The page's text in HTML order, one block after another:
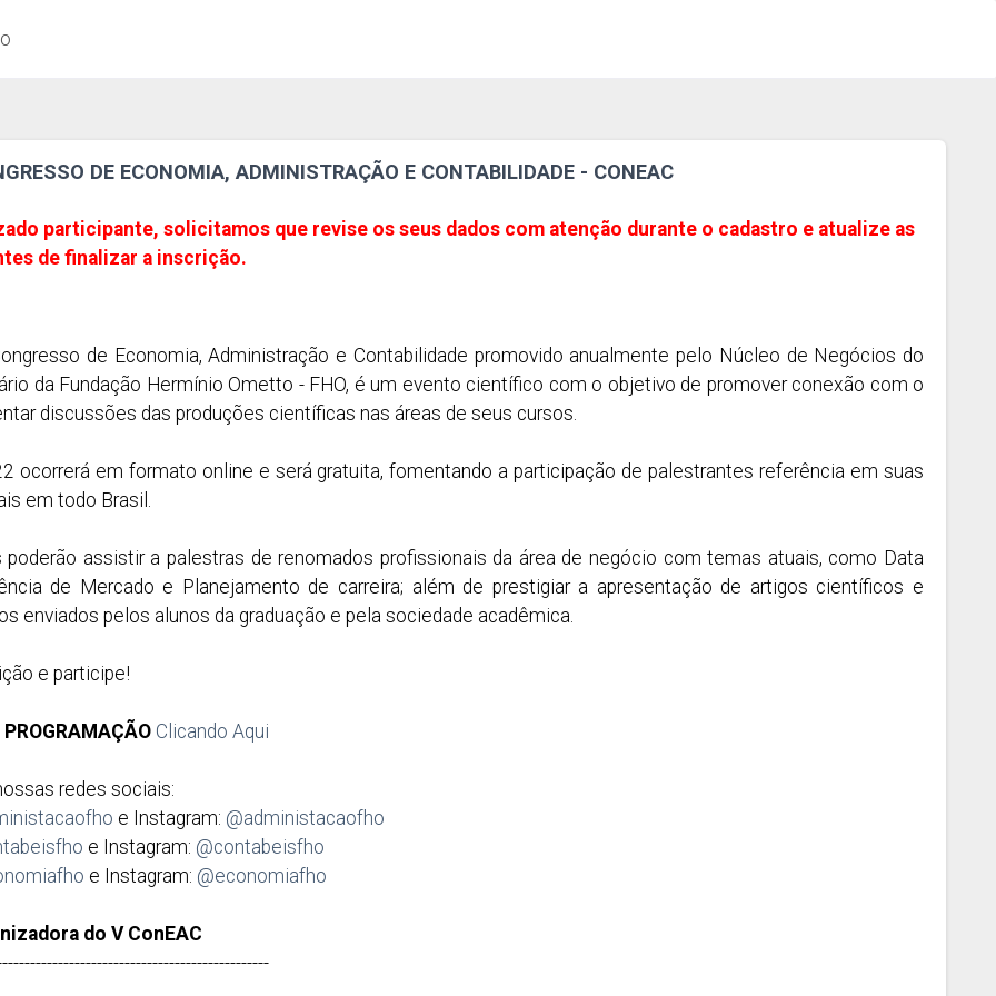
DE ECONOMIA, ADMINISTRAÇÃO E CONTABILIDADE - CONEAC
participante, solicitamos que revise os seus dados com atenção durante o cadastro e atualize as
de finalizar a inscrição.
de Economia, Administração e Contabilidade promovido anualmente pelo Núcleo de Negócios do
da Fundação Hermínio Ometto - FHO, é um evento científico com o objetivo de promover conexão com o
discussões das produções científicas nas áreas de seus cursos.
ocorrerá em formato online e será gratuita, fomentando a participação de palestrantes referência em suas
em todo Brasil.
poderão assistir a palestras de renomados profissionais da área de negócio com temas atuais, como Data
de Mercado e Planejamento de carreira; além de prestigiar a apresentação de artigos científicos e
enviados pelos alunos da graduação e pela sociedade acadêmica.
e participe!
Clicando Aqui
redes sociais:
e Instagram: @administacaofho
e Instagram: @contabeisfho
e Instagram: @economiafho
do V ConEAC